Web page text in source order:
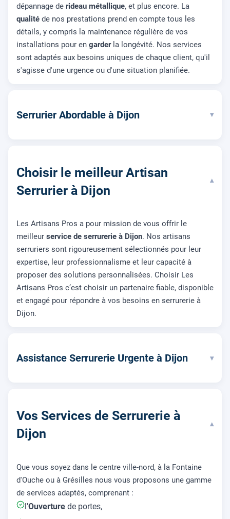
dépannage de rideau métallique, et plus encore. La
qualité de nos prestations prend en compte tous les
détails, y compris la maintenance régulière de vos
installations pour en garderla longévité. Nos services
sont adaptés aux besoins uniques de chaque client, qu'il
s'agisse d'une urgence ou d'une situation planifiée.
Serrurier Abordable à Dijon ▾
Choisir le meilleur Artisan
Serrurier à Dijon
▾
Les Artisans Pros a pour mission de vous offrir le
meilleur service de serrurerie à Dijon. Nos artisans
serruriers sont rigoureusement sélectionnés pour leur
expertise, leur professionnalisme et leur capacité à
proposer des solutions personnalisées. Choisir Les
Artisans Pros c’est choisir un partenaire fiable, disponible
et engagé pour répondre à vos besoins en serrurerie à
Dijon.
Assistance Serrurerie Urgente à Dijon ▾
Vos Services de Serrurerie à
Dijon
▾
Que vous soyez dans le centre ville-nord, à la Fontaine
d'Ouche ou à Grésilles nous vous proposons une gamme
de services adaptés, comprenant :
l'Ouverture de portes,